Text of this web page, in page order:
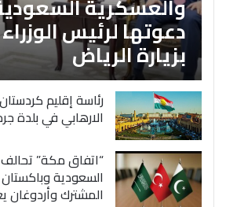
دعوتها لرئيس
بزيارة الرياض
رئاسة إقليم
الارهابي في بلدة
“اتفاق مكة” تحالف
السعودية وباكستان
المشترك وأردوغان